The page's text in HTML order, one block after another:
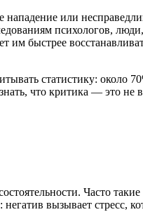
или
психологов,
быстрее
статистику: около
что критика — это не
Часто
вызывает стресс,